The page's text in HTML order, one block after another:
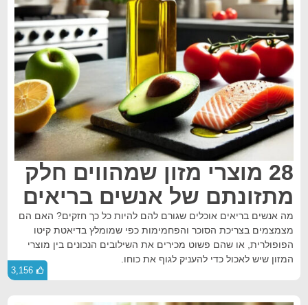
28 מוצרי מזון שמהווים חלק
מתזונתם של אנשים בריאים
מה אנשים בריאים אוכלים שגורם להם להיות כל כך חזקים? האם הם
מצמצמים בצריכת הסוכר והפחמימות כפי שמומלץ בדיאטת קיטו
הפופולרית, או שהם פשוט מכירים את השילובים הנכונים בין מוצרי
המזון שיש לאכול כדי להעניק לגוף את כוחו.
3,156